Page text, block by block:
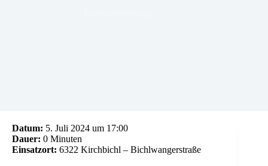
Datum: 5. Juli 2024 um 17:00
Dauer: 0 Minuten
Einsatzort: 6322 Kirchbichl – Bichlwangerstraße